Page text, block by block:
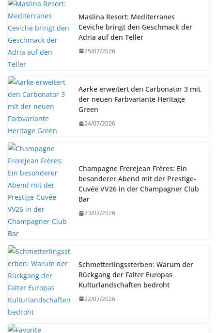
Maslina Resort: Mediterranes
Ceviche bringt den Geschmack der
Adria auf den Teller
25/07/2026
Aarke erweitert den Carbonator 3 mit
der neuen Farbvariante Heritage
Green
24/07/2026
Champagne Frerejean Frères: Ein
besonderer Abend mit der Prestige-
Cuvée VV26 in der Champagner Club
Bar
23/07/2026
Schmetterlingssterben: Warum der
Rückgang der Falter Europas
Kulturlandschaften bedroht
22/07/2026